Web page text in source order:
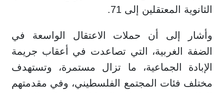
الثانوية المعتقلين إلى 71.
وأشار إلى أن حملات الاعتقال الواسعة في
الضفة الغربية، التي تصاعدت في أعقاب جريمة
الإبادة الجماعية، ما تزال مستمرة، وتستهدف
مختلف فئات المجتمع الفلسطيني، وفي مقدمتهم